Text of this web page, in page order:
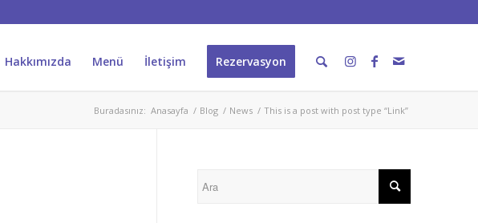
Hakkımızda Menü İletişim Rezervasyon
Buradasınız: Anasayfa / Blog / News / This is a post with post type “Link”